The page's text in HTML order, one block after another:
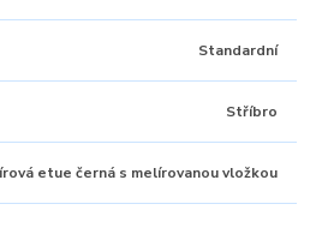
Standardní
Stříbro
etue černá s melírovanou vložkou